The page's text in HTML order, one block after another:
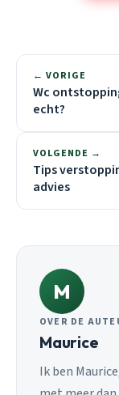
← VORIGE
Wc
echt?
VOLGENDE →
Tips
advies
M
OVER DE
Maurice
Ik ben